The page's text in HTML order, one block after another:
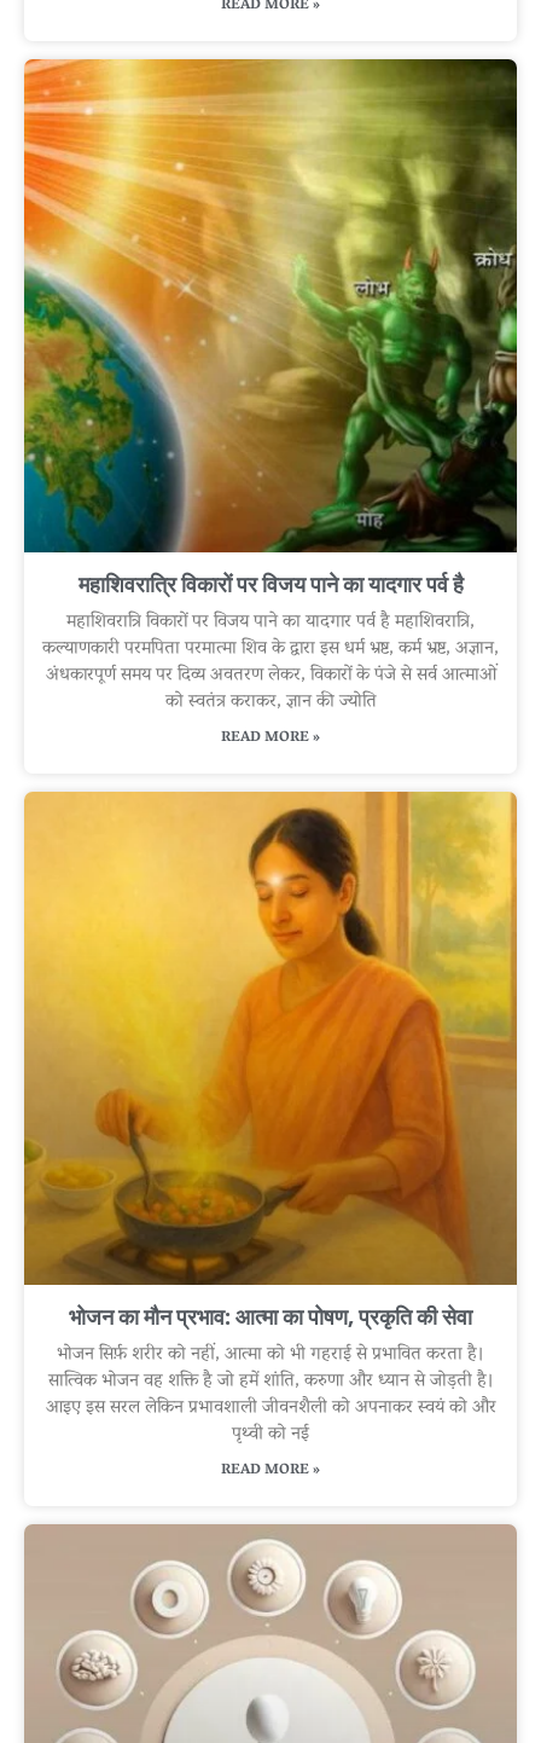
महाशिवरात्रि विकारों पर विजय पाने का यादगार पर्व है
महाशिवरात्रि विकारों पर विजय पाने का यादगार पर्व है महाशिवरात्रि,
कल्याणकारी परमपिता परमात्मा शिव के द्वारा इस धर्म भ्रष्ट, कर्म भ्रष्ट, अज्ञान,
अंधकारपूर्ण समय पर दिव्य अवतरण लेकर, विकारों के पंजे से सर्व आत्माओं
को स्वतंत्र कराकर, ज्ञान की ज्योति
READ MORE »
भोजन का मौन प्रभाव: आत्मा का पोषण, प्रकृति की सेवा
भोजन सिर्फ़ शरीर को नहीं, आत्मा को भी गहराई से प्रभावित करता है।
सात्विक भोजन वह शक्ति है जो हमें शांति, करुणा और ध्यान से जोड़ती है।
आइए इस सरल लेकिन प्रभावशाली जीवनशैली को अपनाकर स्वयं को और
पृथ्वी को नई
READ MORE »